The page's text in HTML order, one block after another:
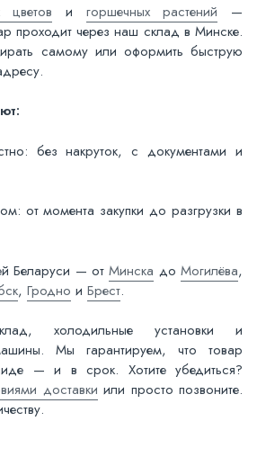
цветов и горшечных растений —
проходит через наш склад в Минске.
самому или оформить быструю
без накруток, с документами и
от момента закупки до разгрузки в
Беларуси — отМинска доМогилёва,
, Гродно и Брест.
холодильные установки и
Мы гарантируем, что товар
— и в срок. Хотите убедиться?
доставки или просто позвоните.